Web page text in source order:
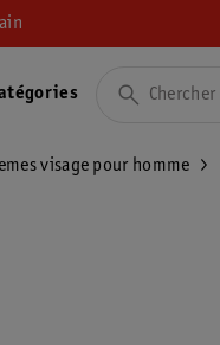
visage pour homme